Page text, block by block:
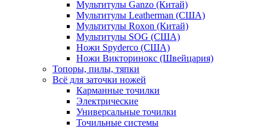
Мультитулы Ganzo (Китай)
Мультитулы Leatherman (США)
Мультитулы Roxon (Китай)
Мультитулы SOG (США)
Ножи Spyderco (США)
Ножи Викторинокс (Швейцария)
Топоры, пилы, тяпки
Всё для заточки ножей
Карманные точилки
Электрические
Универсальные точилки
Точильные системы